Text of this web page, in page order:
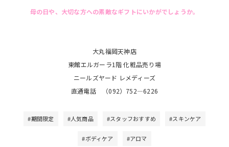
母の日や、大切な方への素敵なギフトにいかがでしょうか。
大丸福岡天神店
東館エルガーラ1階 化粧品売り場
ニールズヤード レメディーズ
直通電話 （092）752―6226
#期間限定 #人気商品 #スタッフおすすめ #スキンケア
#ボディケア #アロマ